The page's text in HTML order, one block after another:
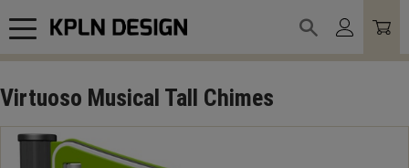
Meny
Virtuoso Musical Tall Chimes